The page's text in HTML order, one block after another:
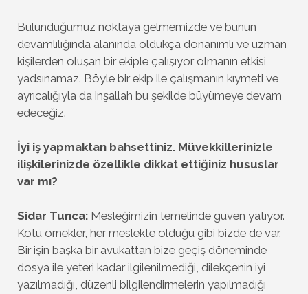
Bulunduğumuz noktaya gelmemizde ve bunun
devamlılığında alanında oldukça donanımlı ve uzman
kişilerden oluşan bir ekiple çalışıyor olmanın etkisi
yadsınamaz. Böyle bir ekip ile çalışmanın kıymeti ve
ayrıcalığıyla da inşallah bu şekilde büyümeye devam
edeceğiz.
İyi iş yapmaktan bahsettiniz. Müvekkillerinizle
ilişkilerinizde özellikle dikkat ettiğiniz hususlar
var mı?
Sidar Tunca:Mesleğimizin temelinde güven yatıyor.
Kötü örnekler, her meslekte olduğu gibi bizde de var.
Bir işin başka bir avukattan bize geçiş döneminde
dosya ile yeteri kadar ilgilenilmediği, dilekçenin iyi
yazılmadığı, düzenli bilgilendirmelerin yapılmadığı